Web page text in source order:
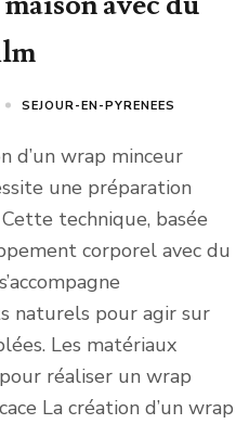
SEJOUR-EN-PYRENEES
d’un wrap minceur
une préparation
technique, basée
corporel avec du
naturels pour agir sur
Les matériaux
réaliser un wrap
La création d’un wrap